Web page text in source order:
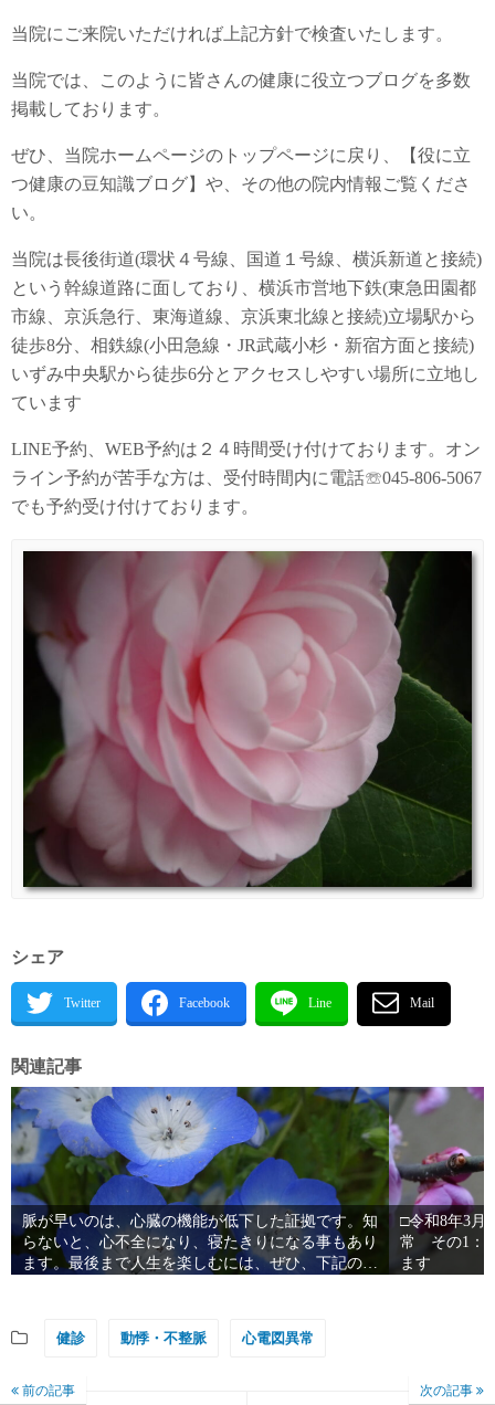
当院にご来院いただければ上記方針で検査いたします。
当院では、このように皆さんの健康に役立つブログを多数
掲載しております。
ぜひ、当院ホームページのトップページに戻り、【役に立
つ健康の豆知識ブログ】や、その他の院内情報ご覧くださ
い。
当院は長後街道(環状４号線、国道１号線、横浜新道と接続)
という幹線道路に面しており、横浜市営地下鉄(東急田園都
市線、京浜急行、東海道線、京浜東北線と接続)立場駅から
徒歩8分、相鉄線(小田急線・JR武蔵小杉・新宿方面と接続)
いずみ中央駅から徒歩6分とアクセスしやすい場所に立地し
ています
LINE予約、WEB予約は２４時間受け付けております。オン
ライン予約が苦手な方は、受付時間内に電話☏045-806-5067
でも予約受け付けております。
シェア
関連記事
脈が早いのは、心臓の機能が低下した証拠です。知
らないと、心不全になり、寝たきりになる事もあり
ます。最後まで人生を楽しむには、ぜひ、下記の検
□令和8年3
常 その1：
ます
健診 動悸・不整脈 心電図異常
前の記事 次の記事